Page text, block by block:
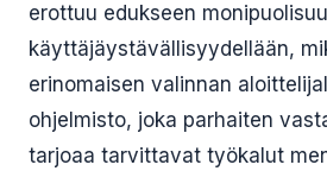
erottuu edukseen
käyttäjäystävällisyydellään,
erinomaisen valinnan
ohjelmisto, joka parhaiten
tarjoaa tarvittavat työkalut